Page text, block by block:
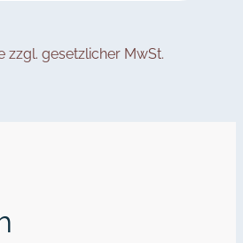
zzgl. gesetzlicher MwSt.